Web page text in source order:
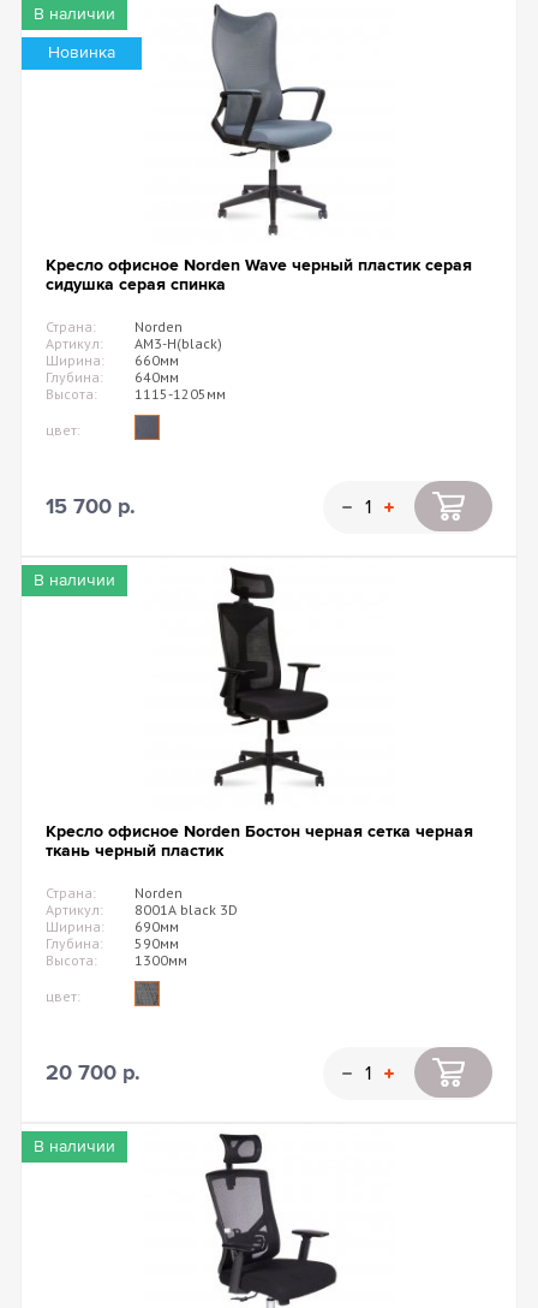
Новинка
В наличии
Кресло офисное Norden Wave черный пластик серая
сидушка серая спинка
Страна:
Norden
Артикул:
AM3-H(black)
Ширина:
660мм
Глубина:
640мм
Высота:
1115-1205мм
цвет:
15 700 р.
В наличии
Кресло офисное Norden Бостон черная сетка черная
ткань черный пластик
Страна:
Norden
Артикул:
8001A black 3D
Ширина:
690мм
Глубина:
590мм
Высота:
1300мм
цвет:
20 700 р.
В наличии